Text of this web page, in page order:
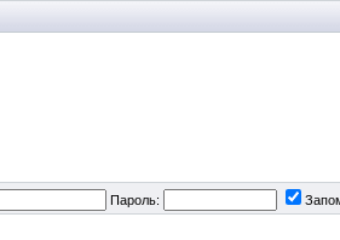
Пароль: